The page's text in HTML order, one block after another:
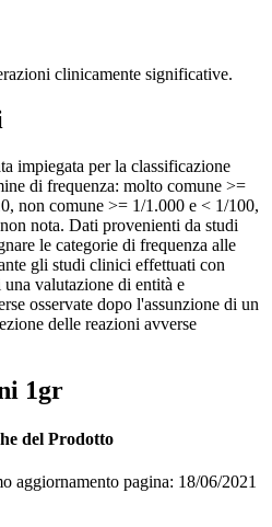
clinicamente significative.
impiegata per la classificazione
di frequenza: molto comune >=
non comune >= 1/1.000 e < 1/100,
nota. Dati provenienti da studi
le categorie di frequenza alle
gli studi clinici effettuati con
valutazione di entità e
osservate dopo l'assunzione di un
delle reazioni avverse
1gr
del Prodotto
aggiornamento pagina: 18/06/2021